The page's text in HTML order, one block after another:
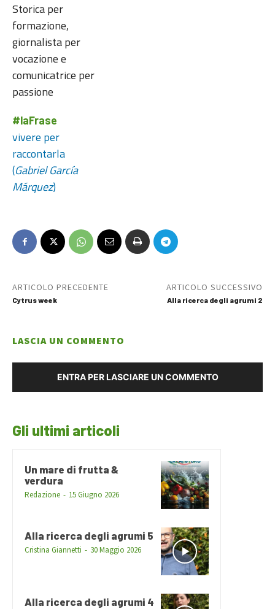
Storica per
formazione,
giornalista per
vocazione e
comunicatrice per
passione
#laFrase
vivere per
raccontarla
(Gabriel García
Márquez)
ARTICOLO PRECEDENTE
Cytrus week
ARTICOLO SUCCESSIVO
Alla ricerca degli agrumi 2
LASCIA UN COMMENTO
ENTRA PER LASCIARE UN COMMENTO
Gli ultimi articoli
Un mare di frutta &
verdura
Redazione - 15 Giugno 2026
Alla ricerca degli agrumi 5
Cristina Giannetti - 30 Maggio 2026
Alla ricerca degli agrumi 4